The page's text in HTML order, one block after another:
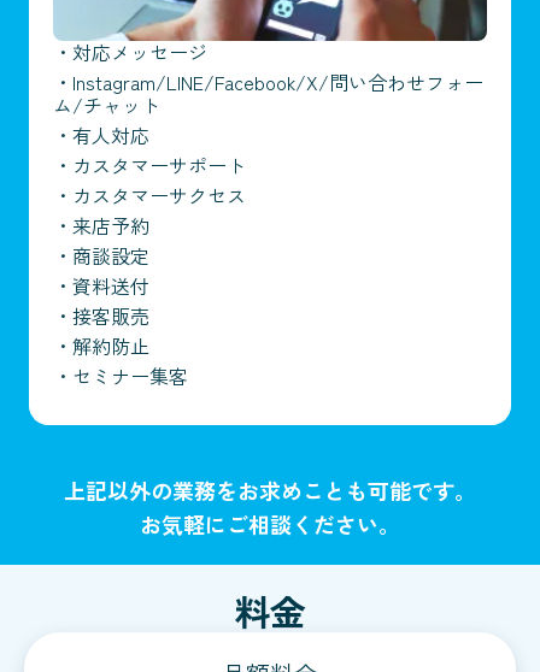
・ 対応メッセージ
・ Instagram/LINE/Facebook/X/問い合わせフォー
ム/チャット
・ 有人対応
・ カスタマーサポート
・ カスタマーサクセス
・ 来店予約
・ 商談設定
・ 資料送付
・ 接客販売
・ 解約防止
・ セミナー集客
上記以外の業務をお求めことも可能です。
お気軽にご相談ください。
料金